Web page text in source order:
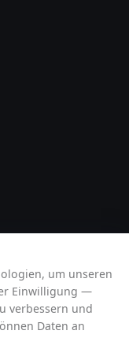
um unseren
Einwilligung —
verbessern und
Daten an